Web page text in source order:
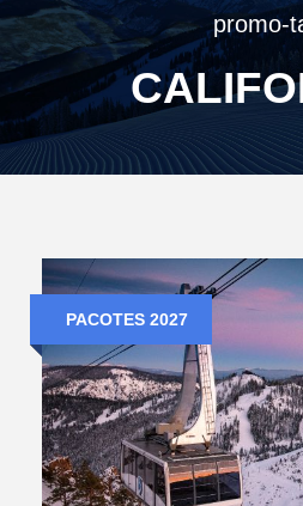
promo-
PACOTES 2027